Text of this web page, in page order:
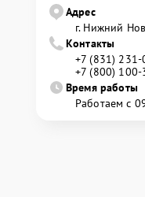
Адрес
г. Нижний
Контакты
+7 (831)
+7 (800)
Время работы
Работаем с